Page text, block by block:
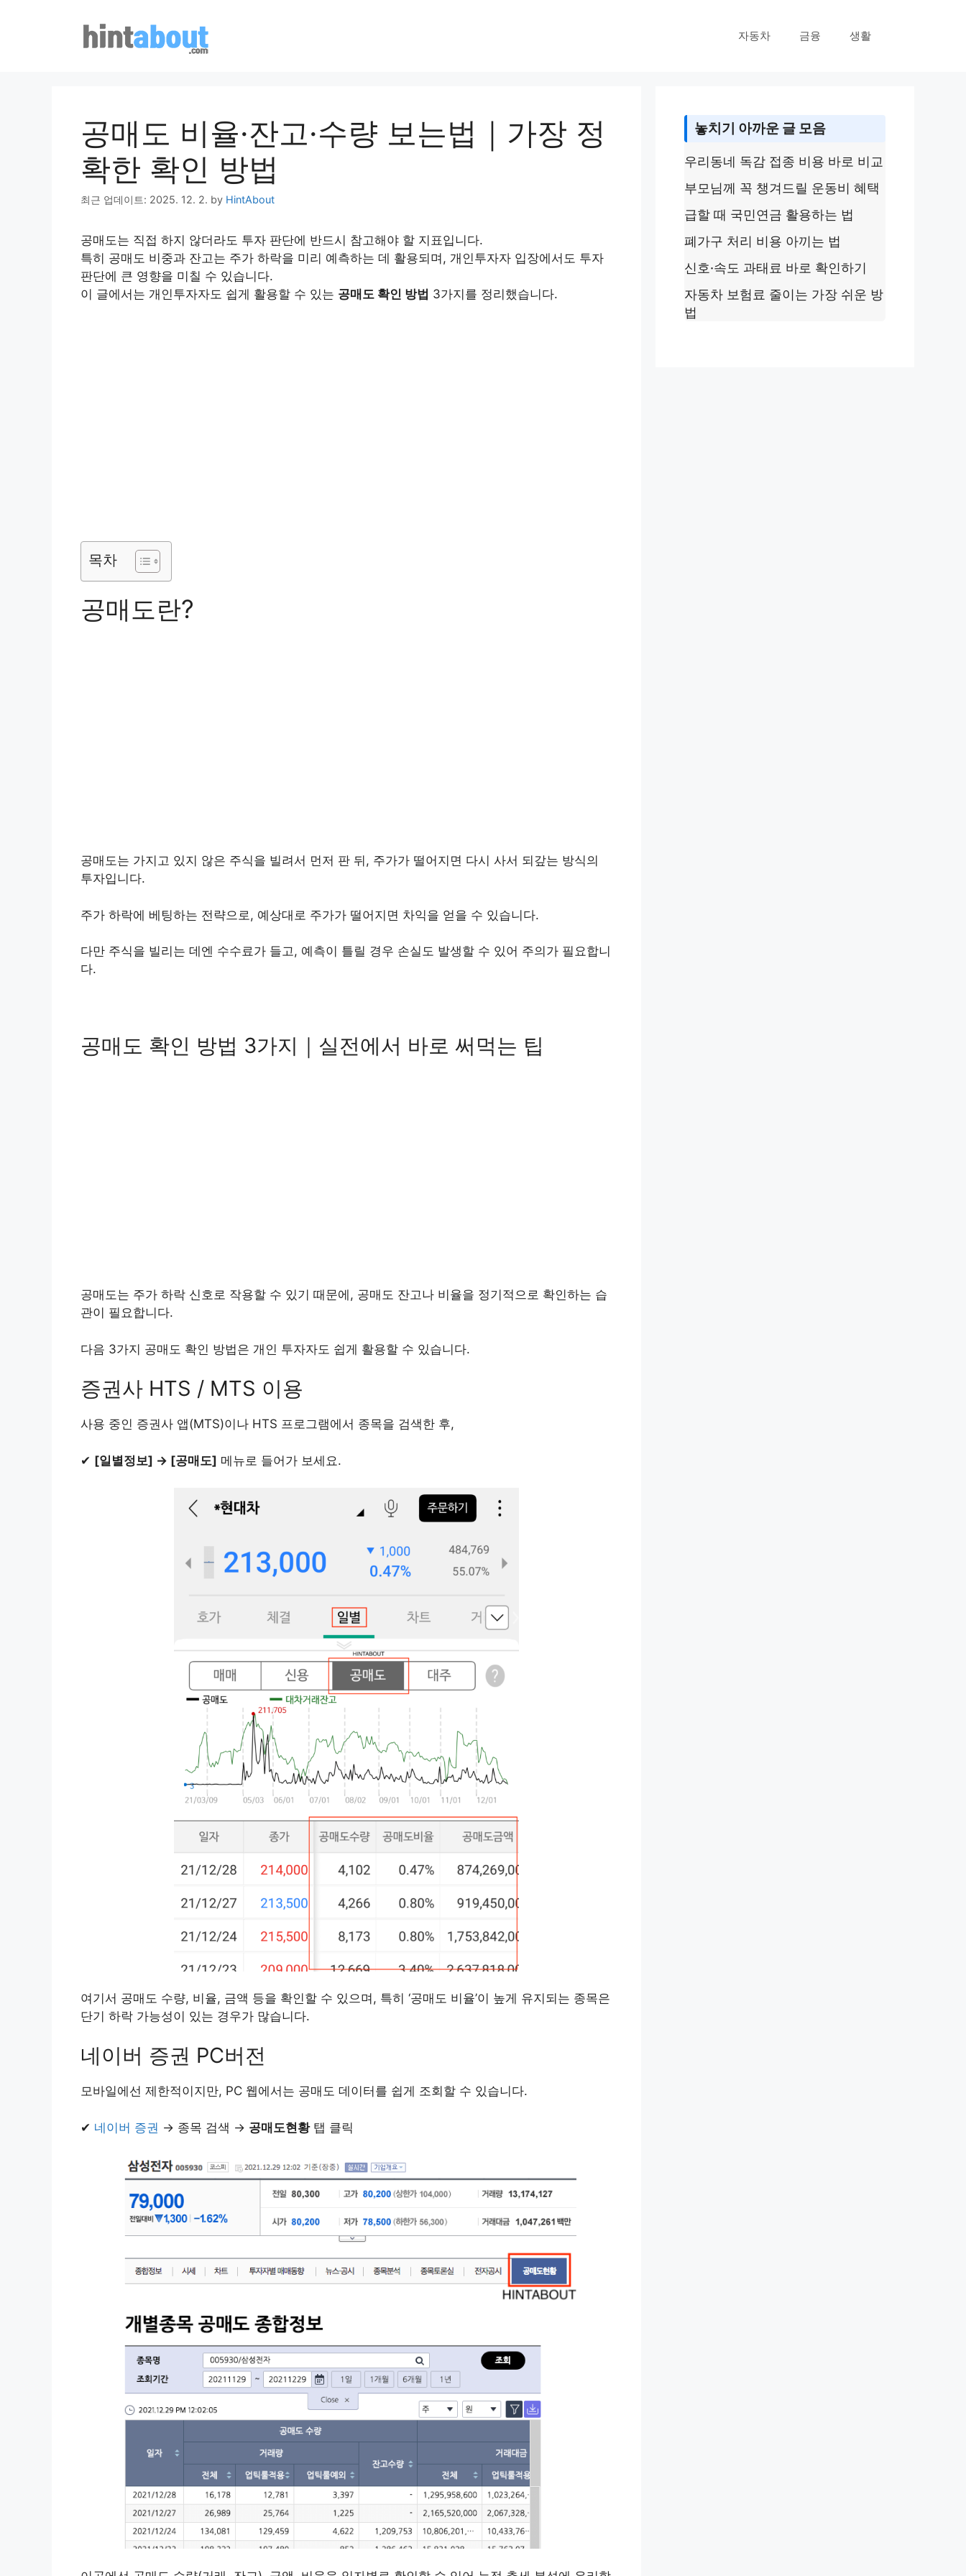
자동차 금융 생활
공매도 비율·잔고·수량 보는법｜가장 정
확한 확인 방법
최근 업데이트: 2025. 12. 2. by HintAbout
공매도는 직접 하지 않더라도 투자 판단에 반드시 참고해야 할 지표입니다.
특히 공매도 비중과 잔고는 주가 하락을 미리 예측하는 데 활용되며, 개인투자자 입장에서도 투자
판단에 큰 영향을 미칠 수 있습니다.
이 글에서는 개인투자자도 쉽게 활용할 수 있는 공매도 확인 방법 3가지를 정리했습니다.
목차
공매도란?
공매도는 가지고 있지 않은 주식을 빌려서 먼저 판 뒤, 주가가 떨어지면 다시 사서 되갚는 방식의
투자입니다.
주가 하락에 베팅하는 전략으로, 예상대로 주가가 떨어지면 차익을 얻을 수 있습니다.
다만 주식을 빌리는 데엔 수수료가 들고, 예측이 틀릴 경우 손실도 발생할 수 있어 주의가 필요합니
다.
공매도 확인 방법 3가지｜실전에서 바로 써먹는 팁
공매도는 주가 하락 신호로 작용할 수 있기 때문에, 공매도 잔고나 비율을 정기적으로 확인하는 습
관이 필요합니다.
다음 3가지 공매도 확인 방법은 개인 투자자도 쉽게 활용할 수 있습니다.
증권사 HTS / MTS 이용
사용 중인 증권사 앱(MTS)이나 HTS 프로그램에서 종목을 검색한 후,
✔ [일별정보] → [공매도] 메뉴로 들어가 보세요.
여기서 공매도 수량, 비율, 금액 등을 확인할 수 있으며, 특히 ‘공매도 비율’이 높게 유지되는 종목은
단기 하락 가능성이 있는 경우가 많습니다.
네이버 증권 PC버전
모바일에선 제한적이지만, PC 웹에서는 공매도 데이터를 쉽게 조회할 수 있습니다.
✔ 네이버 증권 → 종목 검색 → 공매도현황탭 클릭
놓치기 아까운 글 모음
우리동네 독감 접종 비용 바로 비교
부모님께 꼭 챙겨드릴 운동비 혜택
급할 때 국민연금 활용하는 법
폐가구 처리 비용 아끼는 법
신호·속도 과태료 바로 확인하기
자동차 보험료 줄이는 가장 쉬운 방
법